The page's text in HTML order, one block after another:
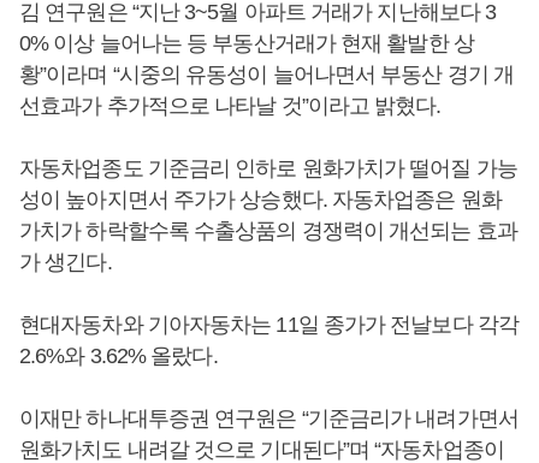
김 연구원은 “지난 3~5월 아파트 거래가 지난해보다 3
0% 이상 늘어나는 등 부동산거래가 현재 활발한 상
황”이라며 “시중의 유동성이 늘어나면서 부동산 경기 개
선효과가 추가적으로 나타날 것”이라고 밝혔다.
자동차업종도 기준금리 인하로 원화가치가 떨어질 가능
성이 높아지면서 주가가 상승했다. 자동차업종은 원화
가치가 하락할수록 수출상품의 경쟁력이 개선되는 효과
가 생긴다.
현대자동차와 기아자동차는 11일 종가가 전날보다 각각
2.6%와 3.62% 올랐다.
이재만 하나대투증권 연구원은 “기준금리가 내려가면서
원화가치도 내려갈 것으로 기대된다”며 “자동차업종이